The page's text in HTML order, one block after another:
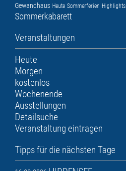
Gewandhaus Heute Sommerferien Highlights
Sommerkabarett
Veranstaltungen
Heute
Morgen
kostenlos
Wochenende
Ausstellungen
Detailsuche
Veranstaltung eintragen
Tipps für die nächsten Tage